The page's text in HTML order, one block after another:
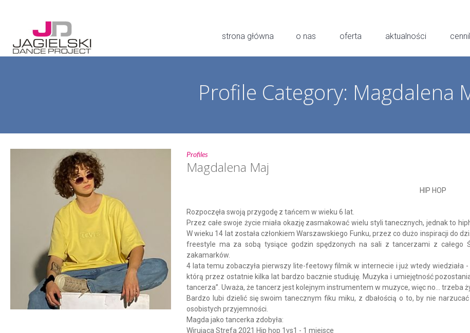
strona główna o nas oferta aktualności
Profile Category: Magdalena
Profiles
Magdalena Maj
HIP HOP
Rozpoczęła swoją przygodę z tańcem w wieku 6 lat.
Przez całe swoje życie miała okazję zasmakować wielu styli tanecznych, jednak to
W wieku 14 lat została członkiem Warszawskiego Funku, przez co dużo inspiracji do
freestyle ma za sobą tysiące godzin spędzonych na sali z tancerzami z całego
zakamarków.
4 lata temu zobaczyła pierwszy lite-feetowy filmik w internecie i już wtedy wiedziała
którą przez ostatnie kilka lat bardzo bacznie studiuję. Muzyka i umiejętność
tancerza”. Uważa, że tancerz jest kolejnym instrumentem w muzyce, więc no… trzeba
Bardzo lubi dzielić się swoim tanecznym fiku miku, z dbałością o to, by nie
osobistych przyjemności.
Magda jako tancerka zdobyła:
Wirująca Strefa 2021 Hip hop 1vs1 - 1 miejsce